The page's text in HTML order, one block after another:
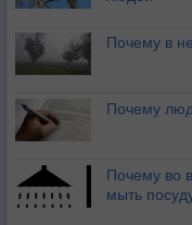
Почему в
Почему
Почему во
мыть